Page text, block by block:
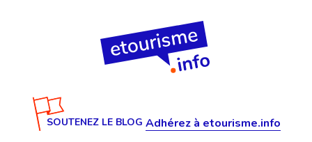
SOUTENEZ LE BLOG Adhérez à etourisme.info